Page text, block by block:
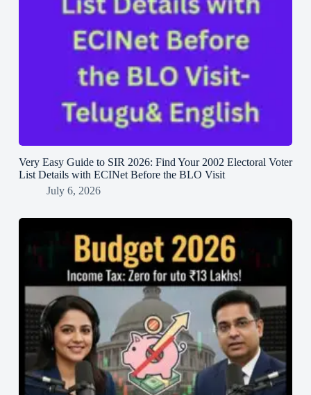
Very Easy Guide to SIR 2026: Find Your 2002 Electoral Voter
List Details with ECINet Before the BLO Visit
July 6, 2026